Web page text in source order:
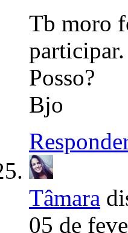
Tb moro
participar.
Posso?
Bjo
Tâmara
05 de